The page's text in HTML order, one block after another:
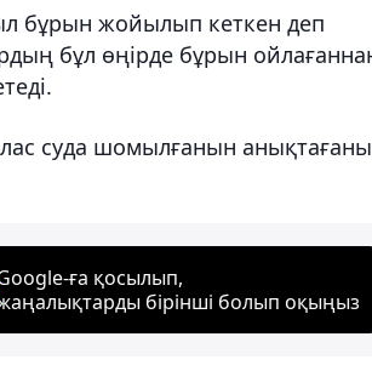
бұрын жойылып кеткен деп
бұл өңірде бұрын
суда шомылғанын
ға қосылып,
бірінші болып оқыңыз